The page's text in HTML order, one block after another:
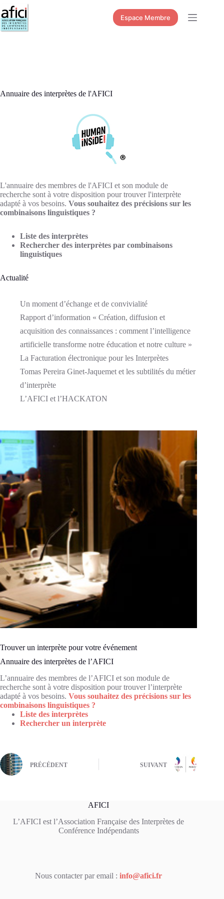
Passer
au
contenu
Espace Membre
Trouver un interprète pour votre événement
Annuaire des interprètes de l’AFICI
L’annuaire des membres de l’AFICI et son module de
recherche sont à votre disposition pour trouver l’interprète
adapté à vos besoins. Vous souhaitez des précisions sur les
combinaisons linguistiques ?
Liste des interprètes
Rechercher un interprète
PRÉCÉDENT SUIVANT
Annuaire des interprètes de l'AFICI
L'annuaire des membres de l'AFICI et son module de
recherche sont à votre disposition pour trouver l'interprète
adapté à vos besoins. Vous souhaitez des précisions sur les
combinaisons linguistiques ?
Liste des interprètes
Rechercher des interprètes par combinaisons
linguistiques
Actualité
Un moment d’échange et de convivialité
Rapport d’information « Création, diffusion et
acquisition des connaissances : comment l’intelligence
artificielle transforme notre éducation et notre culture »
La Facturation électronique pour les Interprètes
Tomas Pereira Ginet-Jaquemet et les subtilités du métier
d’interprète
L’AFICI et l’HACKATON
AFICI
L’AFICI est l’Association Française des Interprètes de
Conférence Indépendants
Nous contacter par email :info@afici.fr